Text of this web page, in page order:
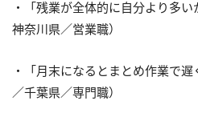
・「残業が全体的に自分より多
神奈川県／営業職）
・「月末になるとまとめ作業で
／千葉県／専門職）